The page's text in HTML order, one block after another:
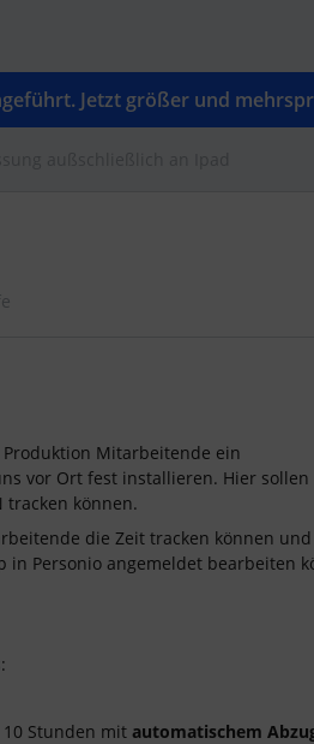
Jetzt größer und
Mitarbeitende ein
vor Ort fest installieren. Hier sollen
können.
die Zeit tracken können
in Personio angemeldet bearbeiten
Stunden mit automatischem